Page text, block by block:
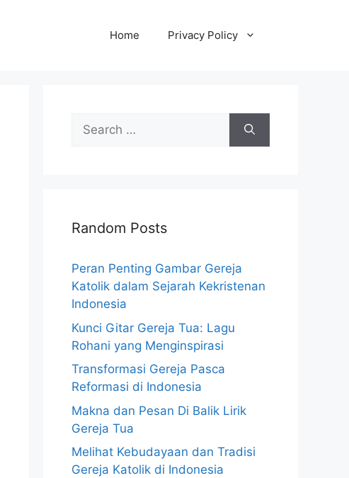
Home Privacy Policy
Search
for:
Random Posts
Peran Penting Gambar Gereja
Katolik dalam Sejarah Kekristenan
Indonesia
Kunci Gitar Gereja Tua: Lagu
Rohani yang Menginspirasi
Transformasi Gereja Pasca
Reformasi di Indonesia
Makna dan Pesan Di Balik Lirik
Gereja Tua
Melihat Kebudayaan dan Tradisi
Gereja Katolik di Indonesia